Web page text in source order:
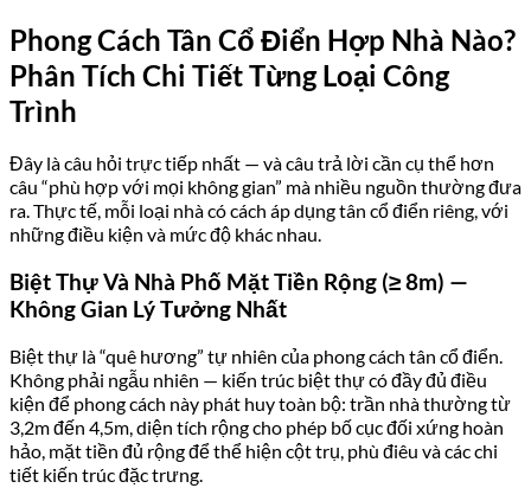
Phong Cách Tân Cổ Điển Hợp Nhà Nào?
Phân Tích Chi Tiết Từng Loại Công
Trình
Đây là câu hỏi trực tiếp nhất — và câu trả lời cần cụ thể hơn
câu “phù hợp với mọi không gian” mà nhiều nguồn thường đưa
ra. Thực tế, mỗi loại nhà có cách áp dụng tân cổ điển riêng, với
những điều kiện và mức độ khác nhau.
Biệt Thự Và Nhà Phố Mặt Tiền Rộng (≥ 8m) —
Không Gian Lý Tưởng Nhất
Biệt thự là “quê hương” tự nhiên của phong cách tân cổ điển.
Không phải ngẫu nhiên — kiến trúc biệt thự có đầy đủ điều
kiện để phong cách này phát huy toàn bộ: trần nhà thường từ
3,2m đến 4,5m, diện tích rộng cho phép bố cục đối xứng hoàn
hảo, mặt tiền đủ rộng để thể hiện cột trụ, phù điêu và các chi
tiết kiến trúc đặc trưng.